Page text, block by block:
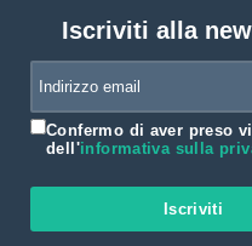
Iscriviti alla
Confermo di aver preso
dell'informativa sulla
Iscriviti